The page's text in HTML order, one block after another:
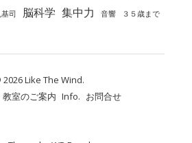
司 脳科学 集中力 音響 ３５歳まで
Like The Wind.
教室のご案内 Info. お問合せ